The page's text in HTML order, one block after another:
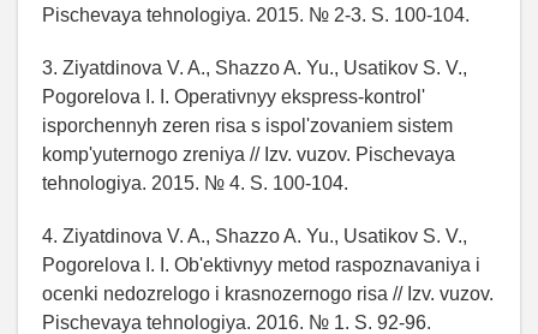
Pischevaya tehnologiya. 2015. № 2-3. S. 100-104.
3. Ziyatdinova V. A., Shazzo A. Yu., Usatikov S. V.,
Pogorelova I. I. Operativnyy ekspress-kontrol'
isporchennyh zeren risa s ispol'zovaniem sistem
komp'yuternogo zreniya // Izv. vuzov. Pischevaya
tehnologiya. 2015. № 4. S. 100-104.
4. Ziyatdinova V. A., Shazzo A. Yu., Usatikov S. V.,
Pogorelova I. I. Ob'ektivnyy metod raspoznavaniya i
ocenki nedozrelogo i krasnozernogo risa // Izv. vuzov.
Pischevaya tehnologiya. 2016. № 1. S. 92-96.